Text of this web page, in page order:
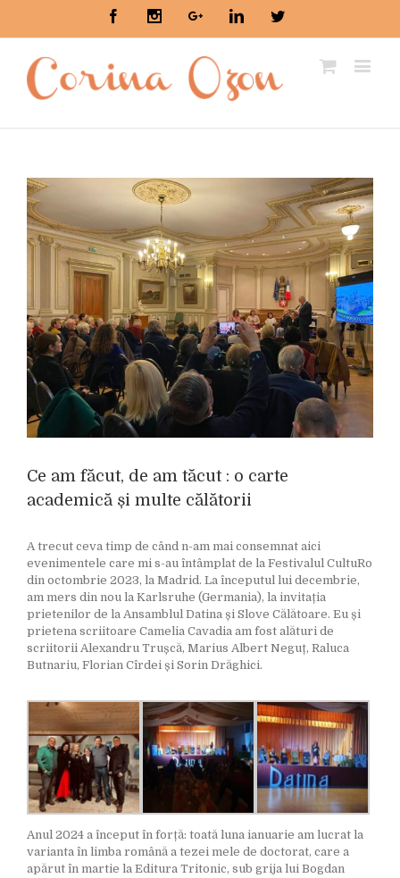
FacebookInstagramGoogle+LinkedinTwitter
View
Larger
Image
Ce am făcut, de am tăcut : o carte
academică și multe călătorii
A trecut ceva timp de când n-am mai consemnat aici
evenimentele care mi s-au întâmplat de la Festivalul CultuRo
din octombrie 2023, la Madrid. La începutul lui decembrie,
am mers din nou la Karlsruhe (Germania), la invitația
prietenilor de la Ansamblul Datina și Slove Călătoare. Eu și
prietena scriitoare Camelia Cavadia am fost alături de
scriitorii Alexandru Trușcă, Marius Albert Neguț, Raluca
Butnariu, Florian Cîrdei și Sorin Drăghici.
Anul 2024 a început în forță: toată luna ianuarie am lucrat la
varianta în limba română a tezei mele de doctorat, care a
apărut în martie la Editura Tritonic, sub grija lui Bogdan